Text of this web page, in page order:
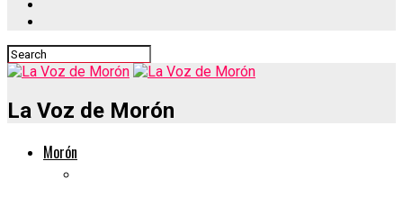
La Voz de Morón
Morón